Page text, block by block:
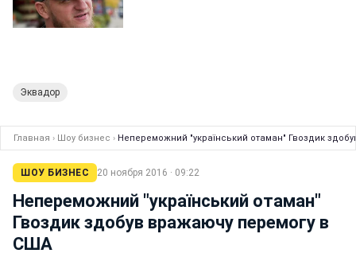
Эквадор
Главная › Шоу бизнес › Непереможний "український отаман" Гвоздик
ШОУ БИЗНЕС 20 ноября 2016 · 09:22
Непереможний "український отаман"
Гвоздик здобув вражаючу перемогу в
США